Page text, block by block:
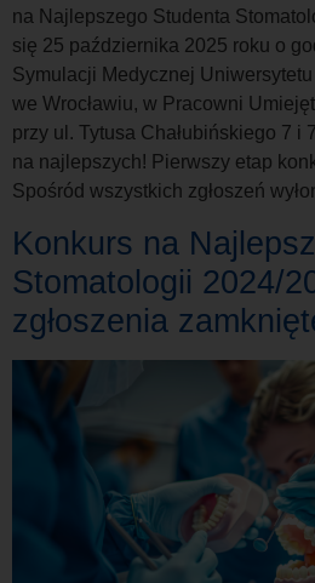
na Najlepszego Studenta
się 25 października 2025 roku o
Symulacji Medycznej
we Wrocławiu, w Pracowni
przy ul. Tytusa Chałubińskiego 7 i
na najlepszych! Pierwszy etap
Spośród wszystkich zgłoszeń
Konkurs na
Stomatologii 2024/
zgłoszenia